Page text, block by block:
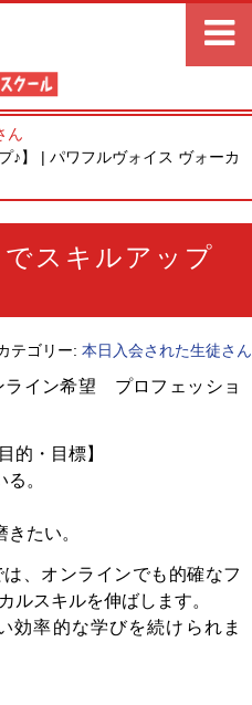
ん
♪】 | パワフルヴォイス ヴォーカ
スキルアップ
テゴリー: 本日入会された生徒さん
イン希望 プロフェッショ
的・目標】
。
たい。
、オンラインでも的確なフ
ルスキルを伸ばします。
効率的な学びを続けられま